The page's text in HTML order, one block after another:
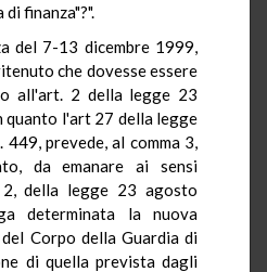
finanza"?".
del 7-13 dicembre 1999,
che dovesse essere
all'art. 2 della legge 23
quanto l'art 27 della legge
449, prevede, al comma 3,
da emanare ai sensi
della legge 23 agosto
determinata la nuova
Corpo della Guardia di
di quella prevista dagli